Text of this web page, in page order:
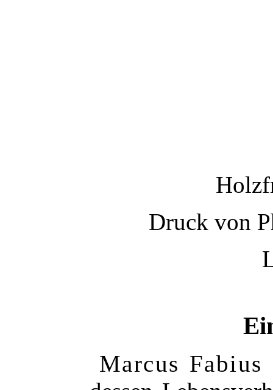
Druck von
Marcus